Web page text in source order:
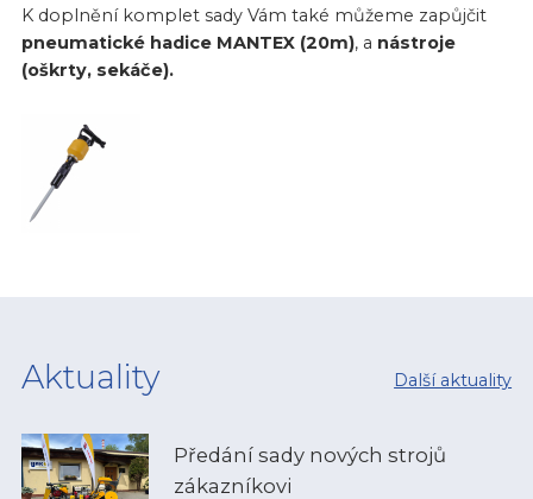
K doplnění komplet sady Vám také můžeme zapůjčit
pneumatické hadice MANTEX (20m), a nástroje
(oškrty, sekáče).
Další aktuality
Aktuality
Předání sady nových strojů
zákazníkovi